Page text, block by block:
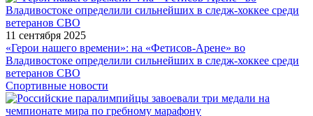
11 сентября 2025
«Герои нашего времени»: на «Фетисов-Арене» во
Владивостоке определили сильнейших в следж-хоккее среди
ветеранов СВО
Спортивные новости